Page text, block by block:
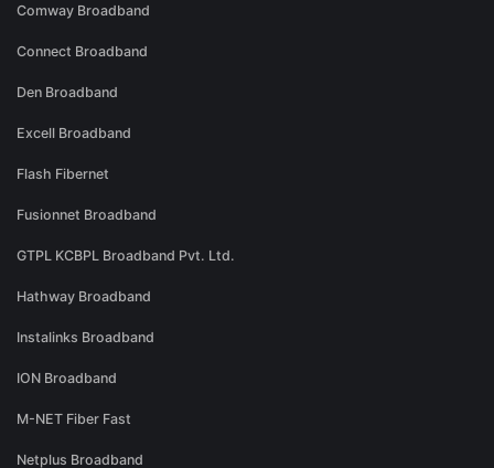
Comway Broadband
Connect Broadband
Den Broadband
Excell Broadband
Flash Fibernet
Fusionnet Broadband
GTPL KCBPL Broadband Pvt. Ltd.
Hathway Broadband
Instalinks Broadband
ION Broadband
M-NET Fiber Fast
Netplus Broadband